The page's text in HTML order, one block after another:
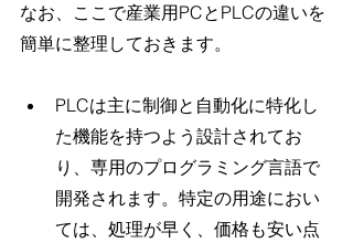
なお、ここで産業用PCとPLCの違いを
簡単に整理しておきます。
PLCは主に制御と自動化に特化し
た機能を持つよう設計されてお
り、専用のプログラミング言語で
開発されます。特定の用途におい
ては、処理が早く、価格も安い点